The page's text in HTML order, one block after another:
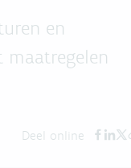
en
Deel online